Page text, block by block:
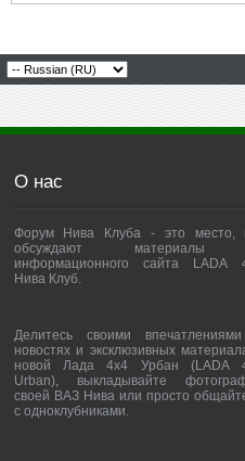
О нас
Форум Нива Клуба - это место,
обсуждают
информационного сайта LADA
Нива Клуб.
Делитесь своими
новостях и эксклюзивных
новой Лада 4х4 Урбан (LADA
Urban), выкладывайте
своей ВАЗ Нива или просто
с одноклубниками.